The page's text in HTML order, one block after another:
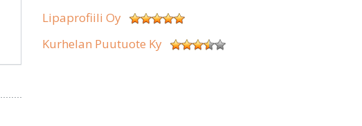
Lipaprofiili Oy
Kurhelan Puutuote Ky